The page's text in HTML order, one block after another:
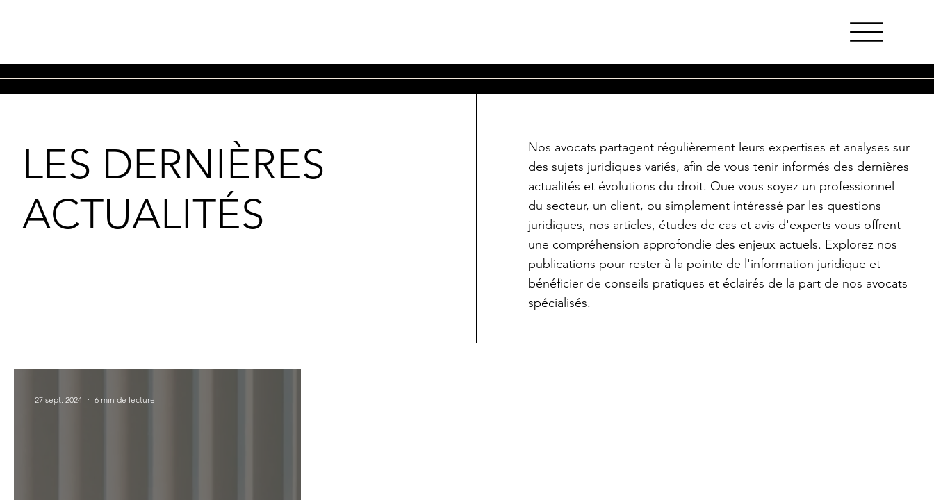
LES DERNIÈRES
ACTUALITÉS
Nos avocats partagent régulièrement leurs expertises et analyses sur
des sujets juridiques variés, afin de vous tenir informés des dernières
actualités et évolutions du droit. Que vous soyez un professionnel
du secteur, un client, ou simplement intéressé par les questions
juridiques, nos articles, études de cas et avis d'experts vous offrent
une compréhension approfondie des enjeux actuels. Explorez nos
publications pour rester à la pointe de l'information juridique et
bénéficier de conseils pratiques et éclairés de la part de nos avocats
spécialisés.
27 sept. 2024 6 min de lecture